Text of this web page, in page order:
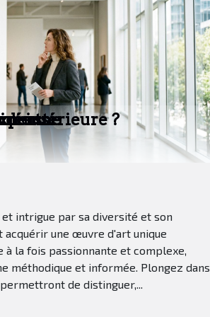
réussi
intrigue par sa diversité et son
une œuvre d'art unique
à la fois passionnante et complexe,
méthodique et informée. Plongez dans
de distinguer,...
intérieure ?